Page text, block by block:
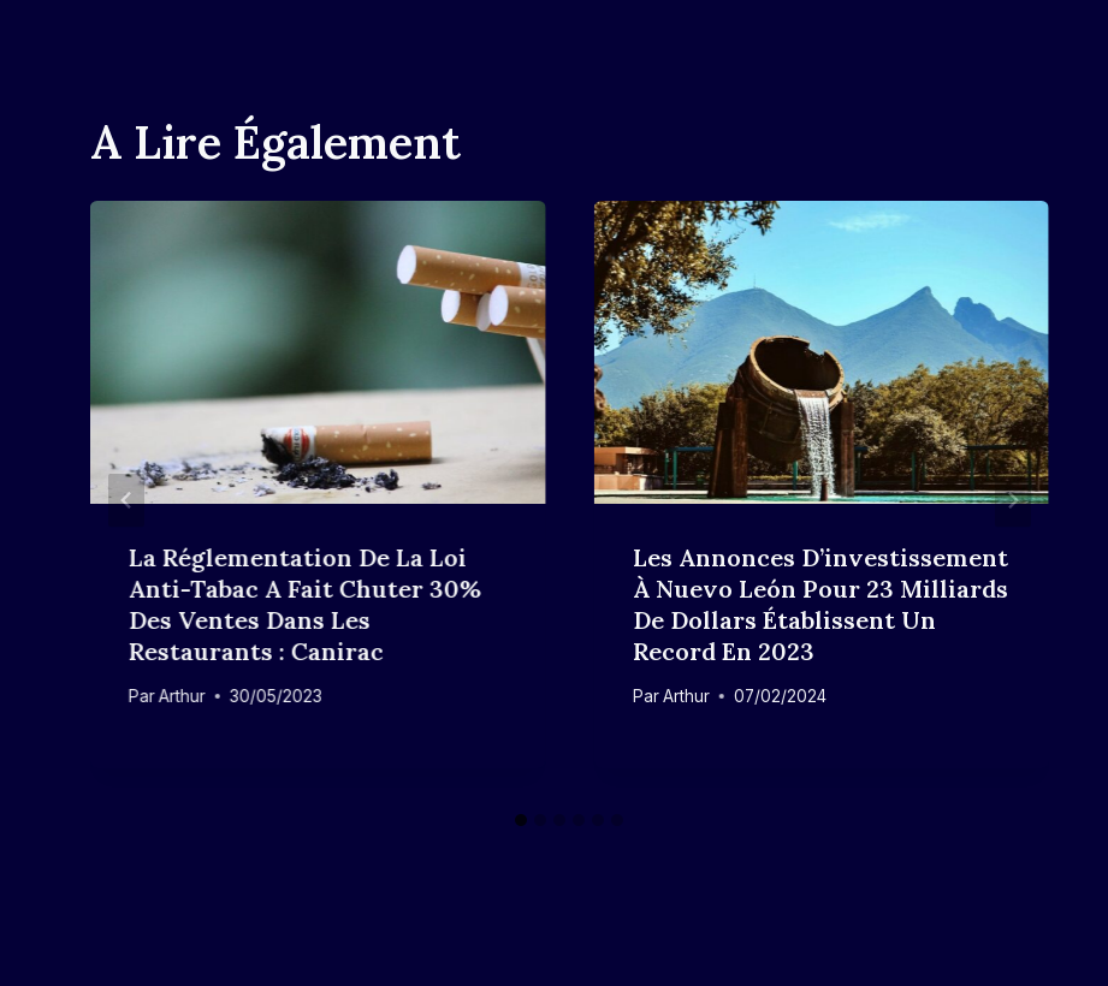
A Lire Également
La Réglementation De La Loi
Anti-Tabac A Fait Chuter 30%
Des Ventes Dans Les
Restaurants : Canirac
ParArthur 30/05/2023
Les Annonces D’investissement
À Nuevo León Pour 23 Milliards
De Dollars Établissent Un
Record En 2023
Par Arthur 07/02/2024